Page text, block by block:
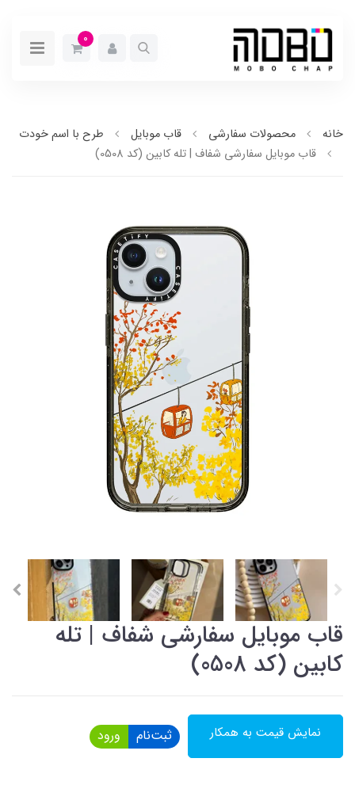
0
خانه محصولات سفارشی قاب موبایل
طرح با اسم خودت
قاب موبایل سفارشی شفاف | تله کابین (کد 0508)
قاب موبایل سفارشی شفاف | تله
کابین (کد 0508)
نمایش قیمت به همکار ثبت‌نام ورود